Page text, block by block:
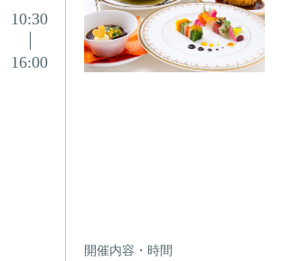
10:30
16:00
開催内容・時間